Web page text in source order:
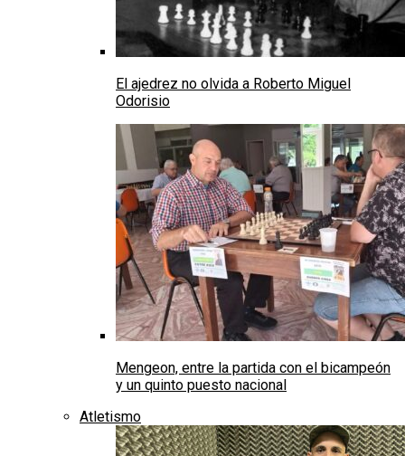
El ajedrez no olvida a Roberto Miguel
Odorisio
Mengeon, entre la partida con el bicampeón
y un quinto puesto nacional
Atletismo